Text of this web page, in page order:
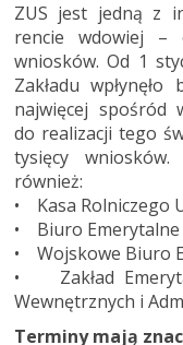
ZUS jest jedną z
rencie wdowiej –
wniosków. Od 1
Zakładu
najwięcej spośród
do realizacji tego
tysięcy
również:
• Kasa Rolniczego
• Biuro Emerytalne
• Wojskowe Biuro
• Zakład
Wewnętrznych i
Terminy mają